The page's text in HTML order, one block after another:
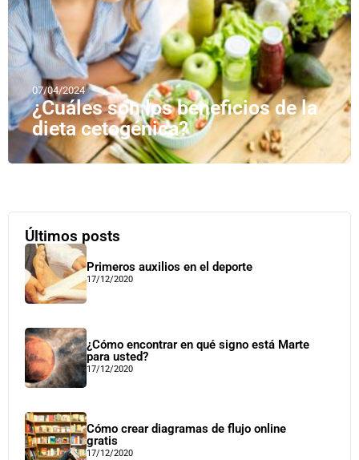
07/04/2024
¿Cuáles son los beneficios de la
dieta cetogénica?
Últimos posts
Primeros auxilios en el deporte
17/12/2020
¿Cómo encontrar en qué signo está Marte
para usted?
17/12/2020
Cómo crear diagramas de flujo online
gratis
17/12/2020